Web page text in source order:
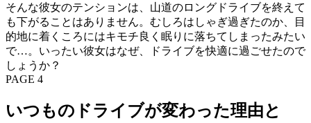
そんな彼女のテンションは、山道のロングドライブを終えて
も下がることはありません。むしろはしゃぎ過ぎたのか、目
的地に着くころにはキモチ良く眠りに落ちてしまったみたい
で…。いったい彼女はなぜ、ドライブを快適に過ごせたので
しょうか？
PAGE 4
いつものドライブが変わった理由と